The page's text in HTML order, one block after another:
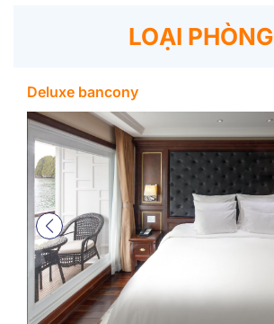
LOẠI PHÒNG
Deluxe bancony